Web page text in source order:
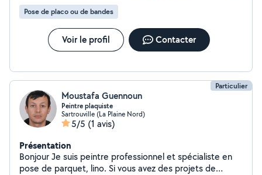
Pose de placo ou de bandes
Voir le profil Contacter
Particulier
Moustafa Guennoun
Peintre plaquiste
Sartrouville (La Plaine Nord)
5/5 (1 avis)
Présentation
Bonjour Je suis peintre professionnel et spécialiste en
pose de parquet, lino. Si vous avez des projets de